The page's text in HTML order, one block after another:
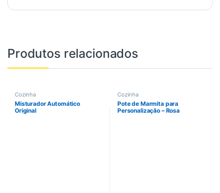
Produtos relacionados
Cozinha
Misturador Automático
Original
Cozinha
Pote de Marmita para
Personalização – Rosa